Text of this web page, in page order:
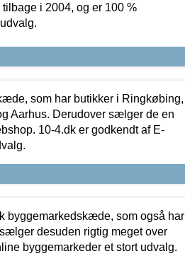
i 2004, og er 100 %
som har butikker i Ringkøbing,
Aarhus. Derudover sælger de en
10-4.dk er godkendt af E-
byggemarkedskæde, som også har
desuden rigtig meget over
byggemarkeder et stort udvalg.